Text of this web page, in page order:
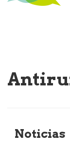
Noticias